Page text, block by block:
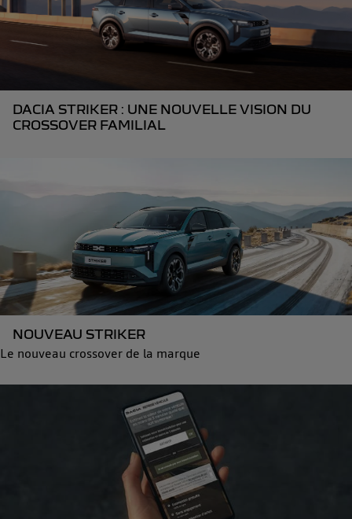
DACIA STRIKER : UNE NOUVELLE VISION DU
CROSSOVER FAMILIAL
NOUVEAU STRIKER
Le nouveau crossover de la marque